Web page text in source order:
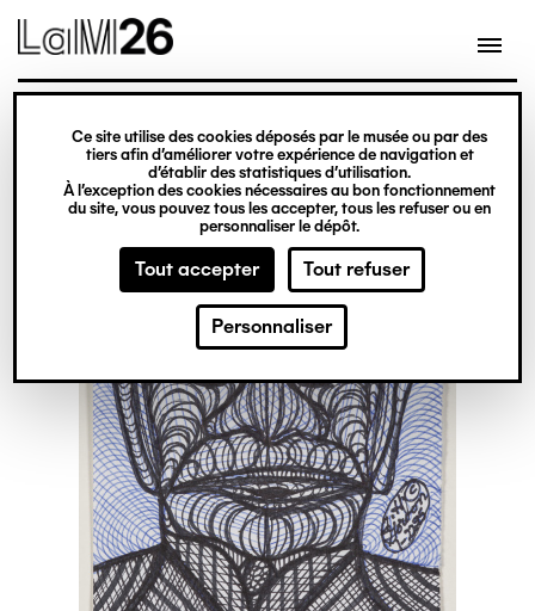
Gestion des cookies
Ce site utilise des cookies déposés par le musée ou par des
tiers afin d’améliorer votre expérience de navigation et
d’établir des statistiques d’utilisation.
À l’exception des cookies nécessaires au bon fonctionnement
du site, vous pouvez tous les accepter, tous les refuser ou en
personnaliser le dépôt.
Tout accepter Tout refuser
Personnaliser
contenu